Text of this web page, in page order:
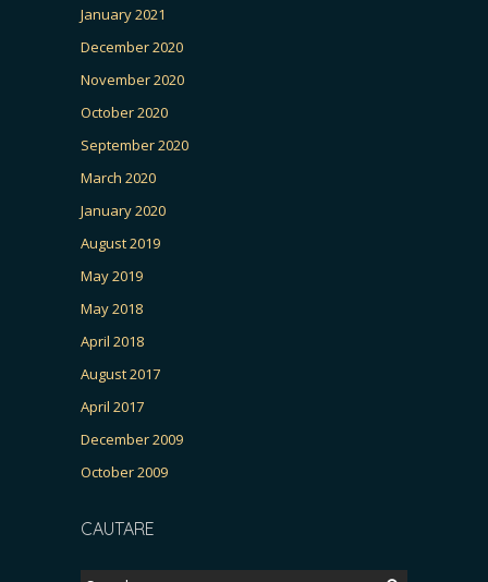
January 2021
December 2020
November 2020
October 2020
September 2020
March 2020
January 2020
August 2019
May 2019
May 2018
April 2018
August 2017
April 2017
December 2009
October 2009
CAUTARE